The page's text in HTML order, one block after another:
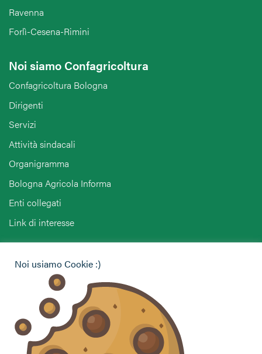
Ravenna
Forlì-Cesena-Rimini
Noi siamo Confagricoltura
Confagricoltura Bologna
Dirigenti
Servizi
Attività sindacali
Organigramma
Bologna Agricola Informa
Enti collegati
Link di interesse
Vuoi contattarci per ricevere assistenza, lasciare un
commento o chiedere informazioni?
CONTATTACI
Noi usiamo Cookie :)